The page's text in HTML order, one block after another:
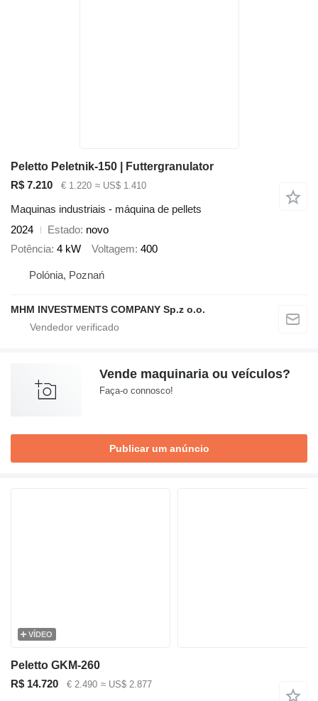
Peletto Peletnik-150 | Futtergranulator
R$ 7.210
€ 1.220 ≈ US$ 1.410
Maquinas industriais - máquina de pellets
2024
Estado novo
Potência 4 kW Voltagem 400
Polónia, Poznań
MHM INVESTMENTS COMPANY Sp.z o.o.
Vende maquinaria ou veículos?
Faça-o connosco!
Publicar um anúncio
VÍDEO
Peletto GKM-260
R$ 14.720
€ 2.490 ≈ US$ 2.877